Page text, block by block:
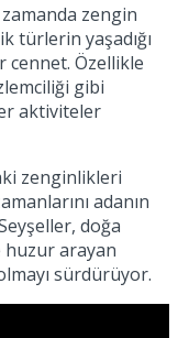
zamanda zengin
türlerin yaşadığı
cennet. Özellikle
gibi
aktiviteler
zenginlikleri
adanın
doğa
huzur arayan
sürdürüyor.